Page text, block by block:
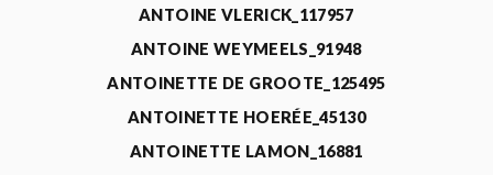
ANTOINE VLERICK_117957
ANTOINE WEYMEELS_91948
ANTOINETTE DE GROOTE_125495
ANTOINETTE HOERÉE_45130
ANTOINETTE LAMON_16881